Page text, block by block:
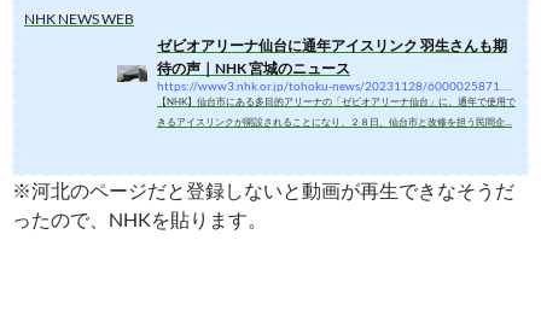
NHK NEWS WEB
ゼビオアリーナ仙台に通年アイスリンク 羽生さんも期
待の声｜NHK 宮城のニュース
【NHK】仙台市にある多目的アリーナの「ゼビオアリーナ仙台」に、通年で使用で
きるアイスリンクが開設されることになり、２８日、仙台市と改修を担う民間企…
※河北のページだと登録しないと動画が再生できなそうだ
ったので、NHKを貼ります。